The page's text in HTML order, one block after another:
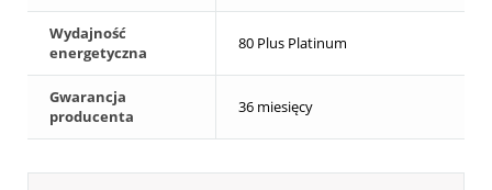
Wydajność
energetyczna
80 Plus Platinum
Gwarancja
producenta
36 miesięcy